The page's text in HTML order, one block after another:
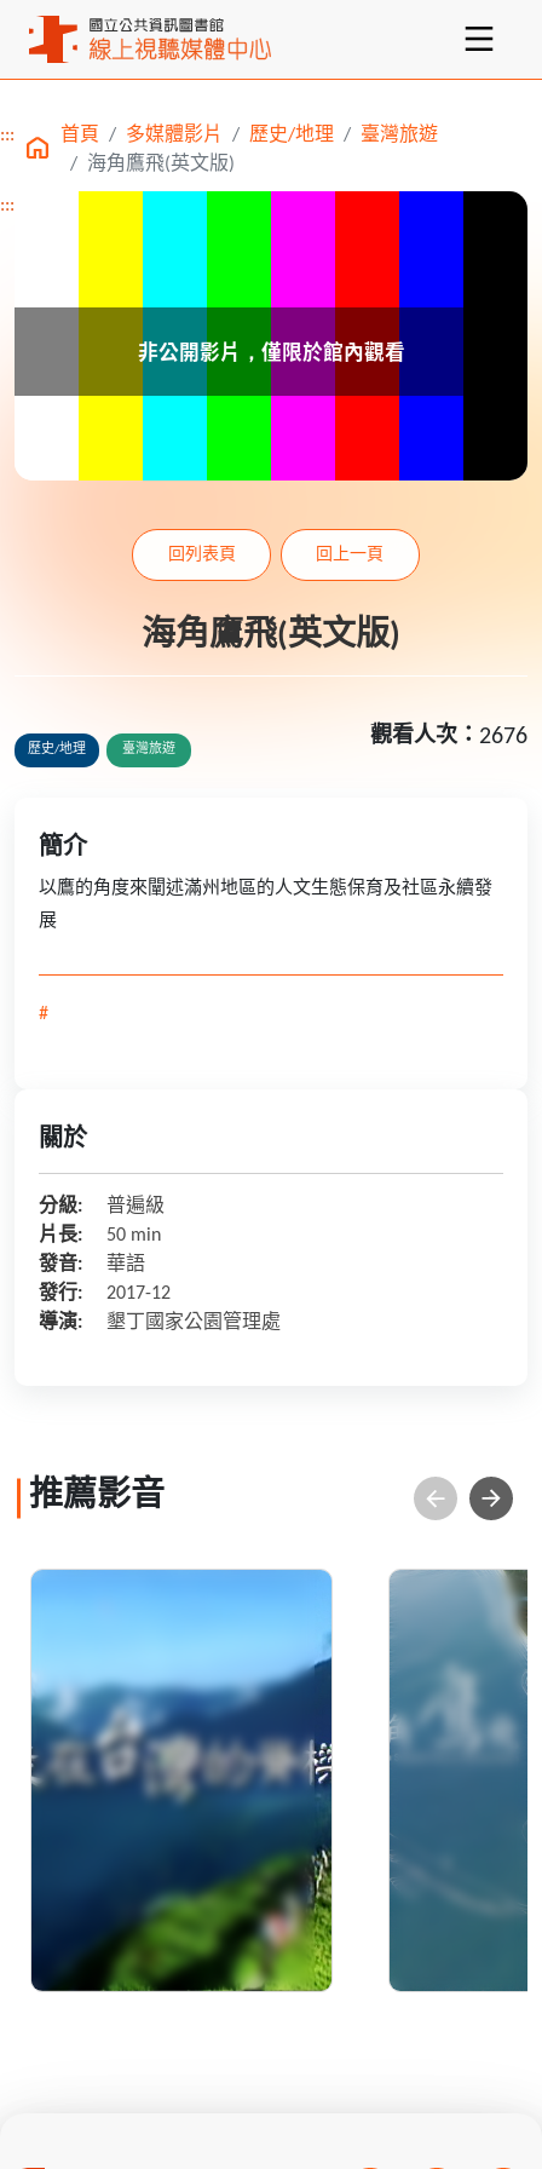
主要內容區塊
::: 首頁 多媒體影片 歷史/地理
臺灣旅遊
海角鷹飛(英文版)
:::
海角鷹飛(英文版)
回列表頁 回上一頁
歷史/地理 臺灣旅遊
觀看人次： 2676
簡介
以鷹的角度來闡述滿州地區的人文生態保育及社區永續發
展
#
關於
分級:
普遍級
片長:
50 min
發音:
華語
發行:
2017-12
導演:
墾丁國家公園管理處
推薦影音
遊樂區
海角鷹飛(